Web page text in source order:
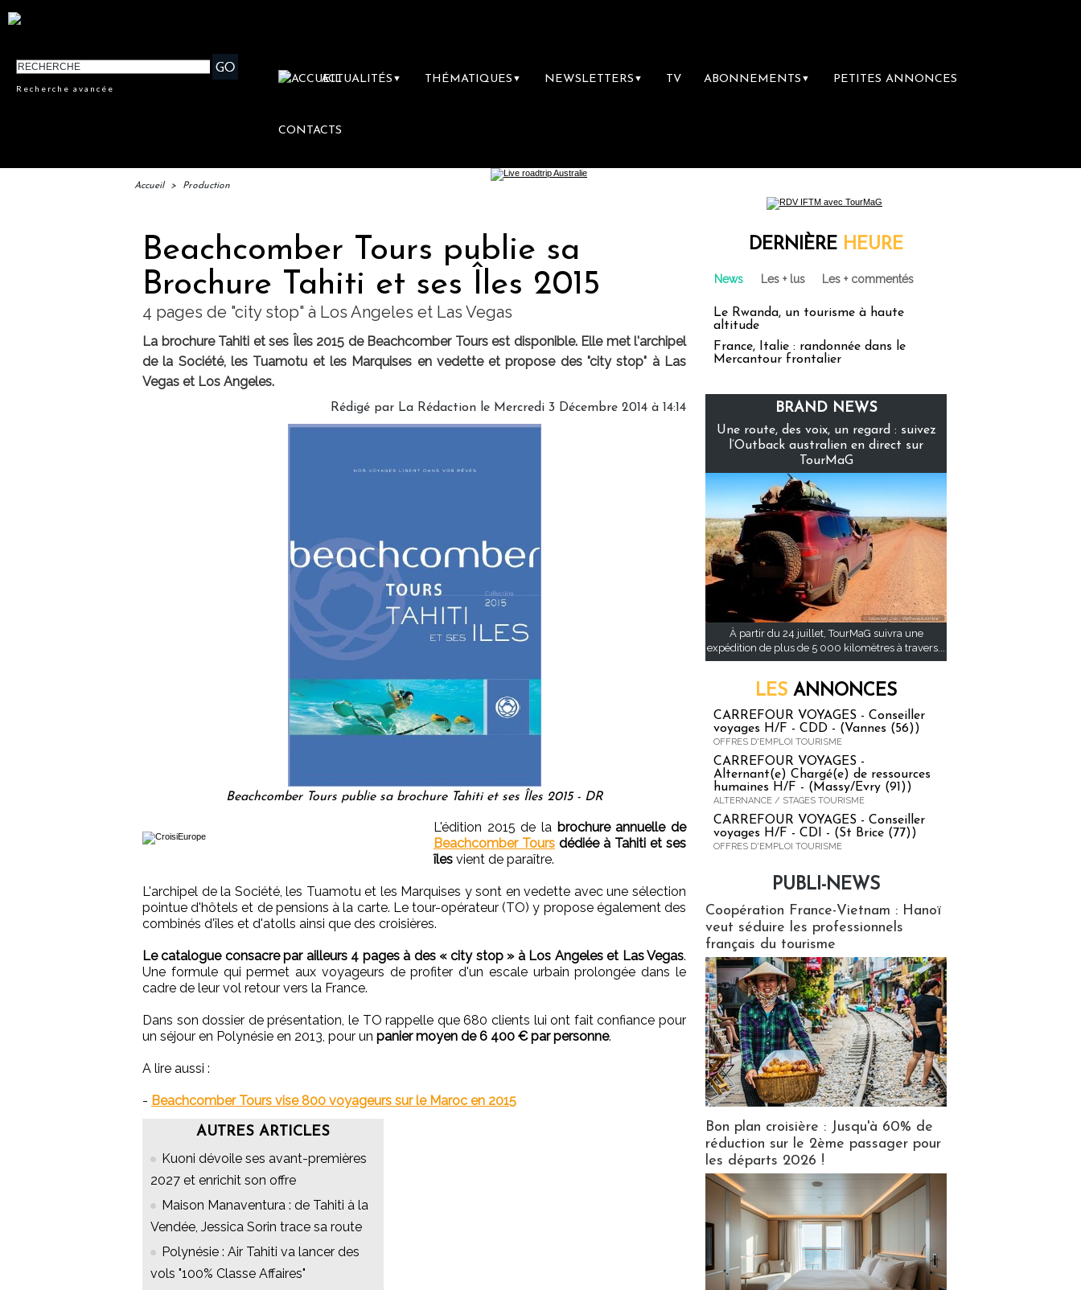
Recherche avancée
ACTUALITÉS ▼ THÉMATIQUES ▼ NEWSLETTERS ▼ TV ABONNEMENTS ▼ PETITES ANNONCES
CONTACTS
Accueil > Production
Beachcomber Tours publie sa
Brochure Tahiti et ses Îles 2015
4 pages de "city stop" à Los Angeles et Las Vegas
La brochure Tahiti et ses Îles 2015 de Beachcomber Tours est disponible. Elle met l'archipel
de la Société, les Tuamotu et les Marquises en vedette et propose des "city stop" à Las
Vegas et Los Angeles.
Rédigé par La Rédaction le Mercredi 3 Décembre 2014 à 14:14
Beachcomber Tours publie sa brochure Tahiti et ses Îles 2015 - DR
L'édition 2015 de la brochure annuelle de
Beachcomber Tours dédiée à Tahiti et ses
îles vient de paraître.
L'archipel de la Société, les Tuamotu et les Marquises y sont en vedette avec une sélection
pointue d'hôtels et de pensions à la carte. Le tour-opérateur (TO) y propose également des
combinés d'îles et d'atolls ainsi que des croisières.
Le catalogue consacre par ailleurs 4 pages à des « city stop » à Los Angeles et Las Vegas.
Une formule qui permet aux voyageurs de profiter d'un escale urbain prolongée dans le
cadre de leur vol retour vers la France.
Dans son dossier de présentation, le TO rappelle que 680 clients lui ont fait confiance pour
un séjour en Polynésie en 2013, pour un panier moyen de 6 400 € par personne.
A lire aussi :
- Beachcomber Tours vise 800 voyageurs sur le Maroc en 2015
AUTRES ARTICLES
Kuoni dévoile ses avant-premières
2027 et enrichit son offre
Maison Manaventura : de Tahiti à la
Vendée, Jessica Sorin trace sa route
Polynésie : Air Tahiti va lancer des
vols "100% Classe Affaires"
DERNIÈRE HEURE
News Les + lus Les + commentés
Le Rwanda, un tourisme à haute
altitude
France, Italie : randonnée dans le
Mercantour frontalier
BRAND NEWS
Une route, des voix, un regard : suivez
l’Outback australien en direct sur
TourMaG
À partir du 24 juillet, TourMaG suivra une
expédition de plus de 5 000 kilomètres à travers...
LES ANNONCES
CARREFOUR VOYAGES - Conseiller
voyages H/F - CDD - (Vannes (56))
OFFRES D'EMPLOI TOURISME
CARREFOUR VOYAGES -
Alternant(e) Chargé(e) de ressources
humaines H/F - (Massy/Evry (91))
ALTERNANCE / STAGES TOURISME
CARREFOUR VOYAGES - Conseiller
voyages H/F - CDI - (St Brice (77))
OFFRES D'EMPLOI TOURISME
PUBLI-NEWS
Coopération France-Vietnam : Hanoï
veut séduire les professionnels
français du tourisme
Bon plan croisière : Jusqu'à 60% de
réduction sur le 2ème passager pour
les départs 2026 !